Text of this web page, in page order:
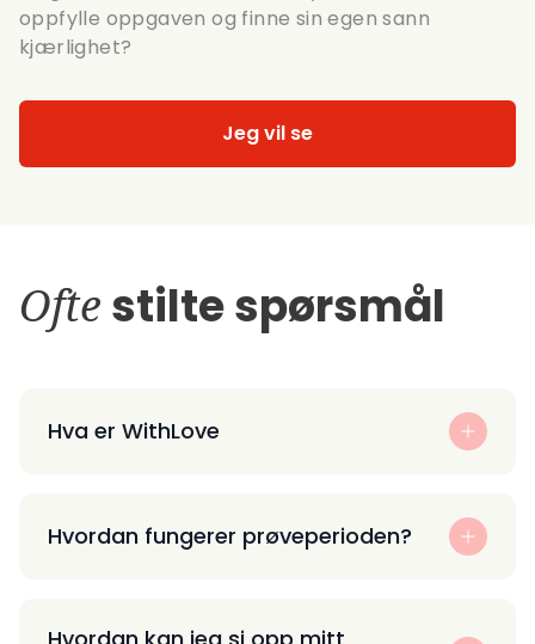
oppfylle oppgaven og finne sin egen sann
kjærlighet?
Jeg vil se
Ofte stilte spørsmål
Hva er WithLove
Hvordan fungerer prøveperioden?